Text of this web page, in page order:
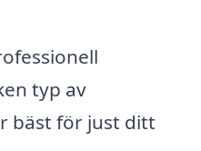
typ av
bäst för just ditt